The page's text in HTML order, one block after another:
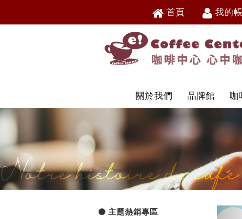
首頁 我的
忘記密碼
加入會員
VIP申請
關於我們 品牌館 咖
主題熱銷專區